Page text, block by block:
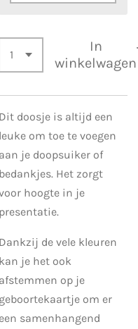
In
winkelwagen
Dit doosje is altijd een
leuke om toe te voegen
aan je doopsuiker of
bedankjes. Het zorgt
hoogte in je
presentatie.
Dankzij de vele kleuren
kan je het ook
afstemmen op je
geboortekaartje om er
een samenhangend